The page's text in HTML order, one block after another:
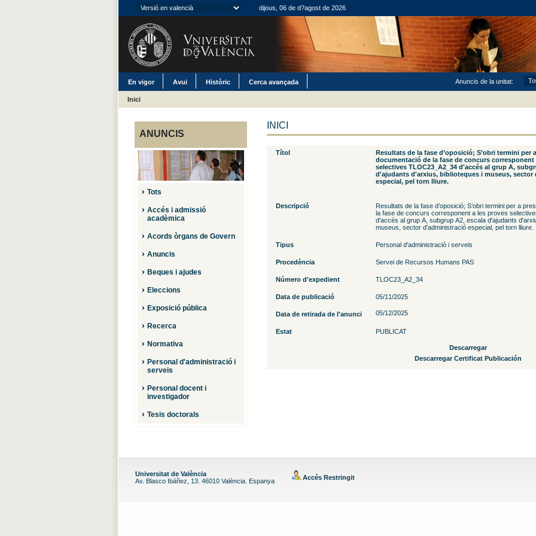
dijous, 06 de d?agost de 2026
En vigor Avui Històric Cerca avançada Anuncis de la unitat:
Inici
ANUNCIS
Tots
Accés i admissió
acadèmica
Acords òrgans de Govern
Anuncis
Beques i ajudes
Eleccions
Exposició pública
Recerca
Normativa
Personal d'administració i
serveis
Personal docent i
investigador
Tesis doctorals
INICI
Títol
Resultats de la fase d’oposició; S’obri termini per
documentació de la fase de concurs corresponent
selectives TLOC23_A2_34 d'accés al grup A,
d'ajudants d'arxius, biblioteques i museus, sector
especial, pel torn lliure.
Descripció
Resultats de la fase d’oposició; S’obri termini per a
la fase de concurs corresponent a les proves
d'accés al grup A, subgrup A2, escala d'ajudants
museus, sector d'administració especial, pel torn lliure.
Tipus Personal d'administració i serveis
Procedència Servei de Recursos Humans PAS
Número d'expedient TLOC23_A2_34
Data de publicació 05/11/2025
Data de retirada de l'anunci 05/12/2025
Estat PUBLICAT
Descarregar
Descarregar Certificat Publicación
Universitat de València
Av. Blasco Ibáñez, 13. 46010 València. Espanya
Accés Restringit